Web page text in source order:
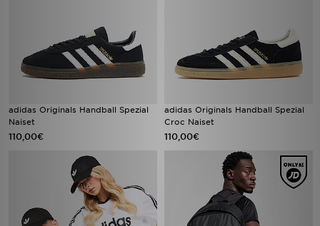
adidas Originals Handball Spezial
Naiset
110,00€
adidas Originals Handball Spezial
Croc Naiset
110,00€